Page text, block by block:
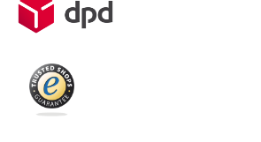
Weitere Informationen über den gesperrten